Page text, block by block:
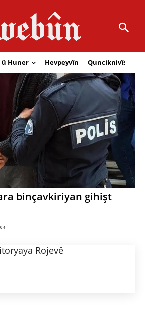
û Huner Hevpeyvîn Qunciknivîs
binçavkiriyan gihişt
Rojevê